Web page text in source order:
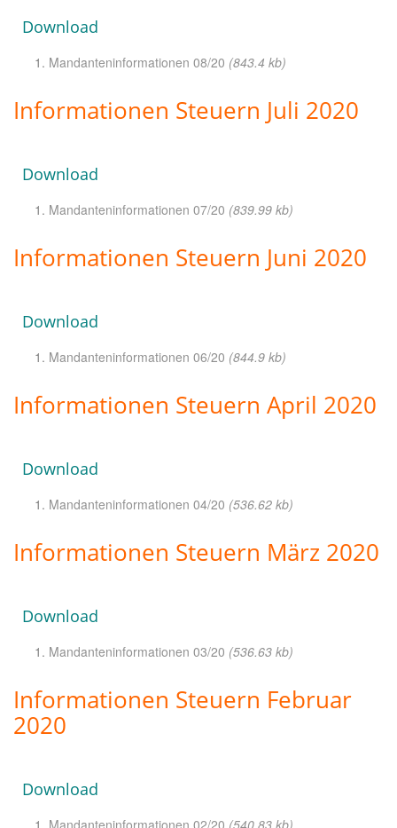
Download
Mandanteninformationen 08/20 (843.4 kb)
Informationen Steuern Juli 2020
Download
Mandanteninformationen 07/20 (839.99 kb)
Informationen Steuern Juni 2020
Download
Mandanteninformationen 06/20 (844.9 kb)
Informationen Steuern April 2020
Download
Mandanteninformationen 04/20 (536.62 kb)
Informationen Steuern März 2020
Download
Mandanteninformationen 03/20 (536.63 kb)
Informationen Steuern Februar
2020
Download